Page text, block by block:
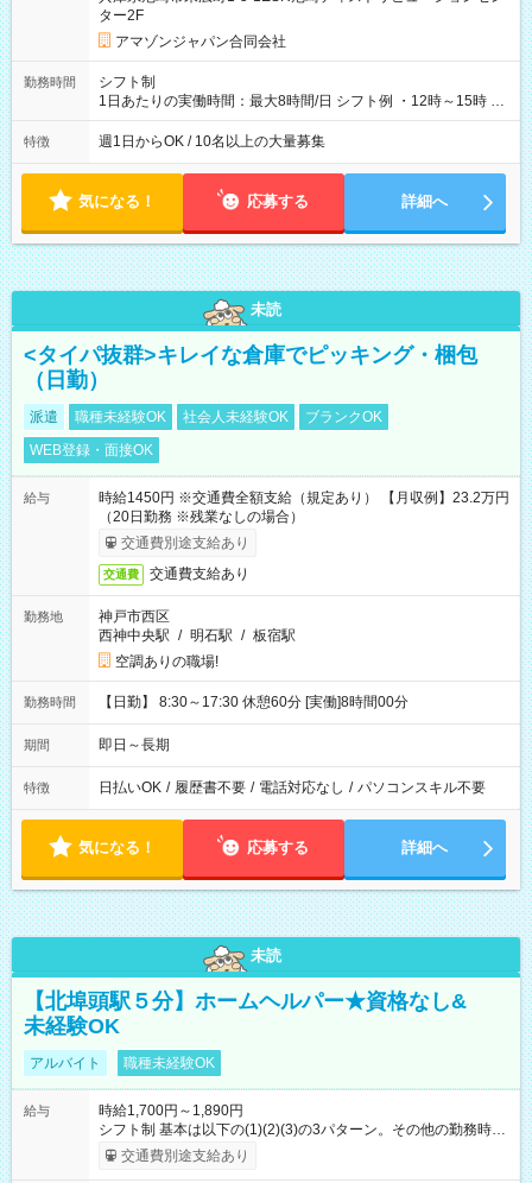
ター2F
アマゾンジャパン合同会社
勤務時間
シフト制
1日あたりの実働時間：最大8時間/日 シフト例 ・12時～15時 入
社後、就業可能シフトをご確認の上、申請してください。
特徴 週1日からOK / 10名以上の大量募集
気になる！ 応募する 詳細へ
未読
<タイパ抜群>キレイな倉庫でピッキング・梱包
（日勤）
派遣 職種未経験OK 社会人未経験OK
ブランクOK
WEB登録・面接OK
給与
時給1450円 ※交通費全額支給（規定あり） 【月収例】23.2万円
（20日勤務 ※残業なしの場合）
交通費別途支給あり
交通費 交通費支給あり
勤務地
神戸市西区
西神中央駅 / 明石駅 / 板宿駅
空調ありの職場!
勤務時間 【日勤】 8:30～17:30 休憩60分 [実働]8時間00分
期間 即日～長期
特徴 日払いOK / 履歴書不要 / 電話対応なし / パソコンスキル不要
気になる！ 応募する 詳細へ
未読
【北埠頭駅５分】ホームヘルパー★資格なし&
未経験OK
アルバイト 職種未経験OK
給与
時給1,700円～1,890円
シフト制 基本は以下の(1)(2)(3)の3パターン。その他の勤務時間
あり。 就業時間(1) 9:00~17:00(実働7時間) 就業時間(2)
17:00~21:00(実働4時間) 就業時間(3) 21:00~9:00(実働8時間・
交通費別途支給あり